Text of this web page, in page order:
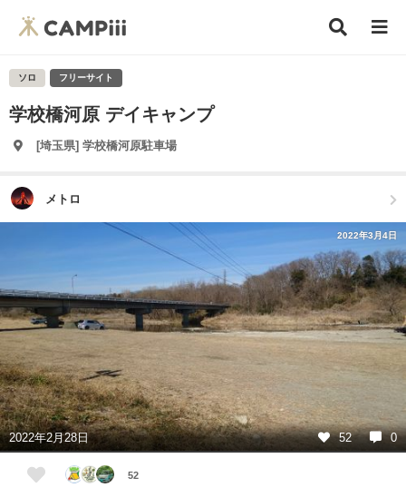
ソロ フリーサイト
学校橋河原 デイキャンプ
[埼玉県] 学校橋河原駐車場
メトロ
2022年3月4日
2022年2月28日 52 0
52